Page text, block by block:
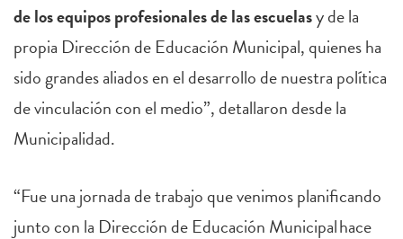
de los equipos profesionales de las escuelasy de la
propia Dirección de Educación Municipal, quienes ha
sido grandes aliados en el desarrollo de nuestra política
de vinculación con el medio”, detallaron desde la
Municipalidad.
“Fue una jornada de trabajo que venimos planificando
junto con la Dirección de Educación Municipal hace